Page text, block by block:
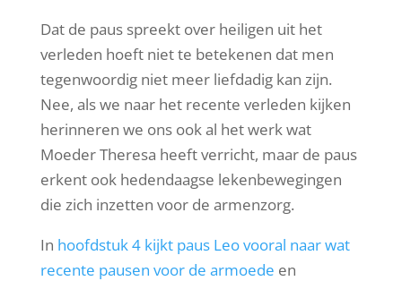
Dat de paus spreekt over heiligen uit het
verleden hoeft niet te betekenen dat men
tegenwoordig niet meer liefdadig kan zijn.
Nee, als we naar het recente verleden kijken
herinneren we ons ook al het werk wat
Moeder Theresa heeft verricht, maar de paus
erkent ook hedendaagse lekenbewegingen
die zich inzetten voor de armenzorg.
In hoofdstuk 4 kijkt paus Leo vooral naar wat
recente pausen voor de armoede en